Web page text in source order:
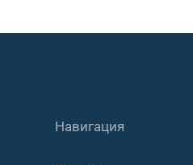
Навигация